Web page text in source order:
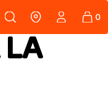
LA